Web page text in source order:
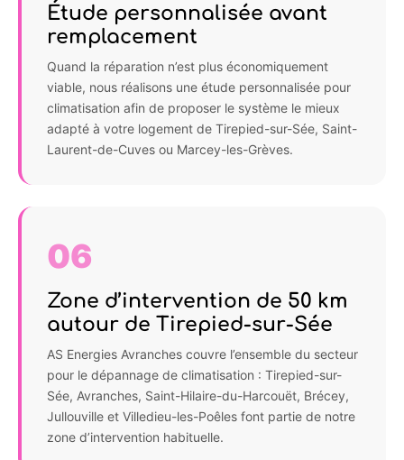
Étude personnalisée avant
remplacement
Quand la réparation n’est plus économiquement
viable, nous réalisons une étude personnalisée pour
climatisation afin de proposer le système le mieux
adapté à votre logement de Tirepied-sur-Sée, Saint-
Laurent-de-Cuves ou Marcey-les-Grèves.
06
Zone d’intervention de 50 km
autour de Tirepied-sur-Sée
AS Energies Avranches couvre l’ensemble du secteur
pour le dépannage de climatisation : Tirepied-sur-
Sée, Avranches, Saint-Hilaire-du-Harcouët, Brécey,
Jullouville et Villedieu-les-Poêles font partie de notre
zone d’intervention habituelle.